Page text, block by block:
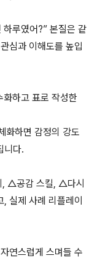
루였어?” 본질은 같
심과 이해도를 높입
화하고 표로 작성한
화하면 감정의 강도
니다.
△공감 스킬, △다시
실제 사례 리플레이
연스럽게 스며들 수